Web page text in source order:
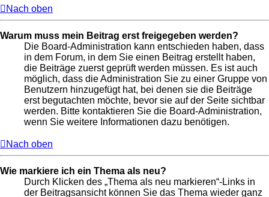
Nach oben
Warum muss mein Beitrag erst freigegeben werden?
Die Board-Administration kann entschieden haben, dass
in dem Forum, in dem Sie einen Beitrag erstellt haben,
die Beiträge zuerst geprüft werden müssen. Es ist auch
möglich, dass die Administration Sie zu einer Gruppe von
Benutzern hinzugefügt hat, bei denen sie die Beiträge
erst begutachten möchte, bevor sie auf der Seite sichtbar
werden. Bitte kontaktieren Sie die Board-Administration,
wenn Sie weitere Informationen dazu benötigen.
Nach oben
Wie markiere ich ein Thema als neu?
Durch Klicken des „Thema als neu markieren“-Links in
der Beitragsansicht können Sie das Thema wieder ganz